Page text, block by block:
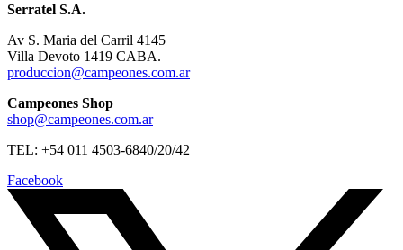
Serratel S.A.
Av S. Maria del Carril 4145
Villa Devoto 1419 CABA.
produccion@campeones.com.ar
Campeones Shop
shop@campeones.com.ar
TEL: +54 011 4503-6840/20/42
Facebook